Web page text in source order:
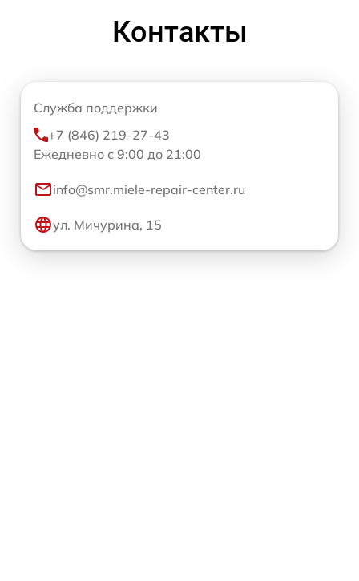
Контакты
Служба поддержки
+7 (846) 219-27-43
Ежедневно с 9:00 до 21:00
info@smr.miele-repair-center.ru
ул. Мичурина, 15